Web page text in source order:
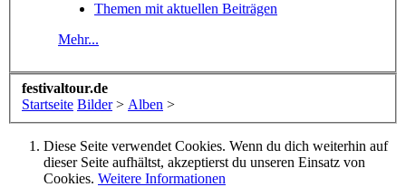
Themen mit aktuellen Beiträgen
Mehr...
festivaltour.de
Startseite Bilder > Alben >
Diese Seite verwendet Cookies. Wenn du dich weiterhin auf
dieser Seite aufhältst, akzeptierst du unseren Einsatz von
Cookies. Weitere Informationen